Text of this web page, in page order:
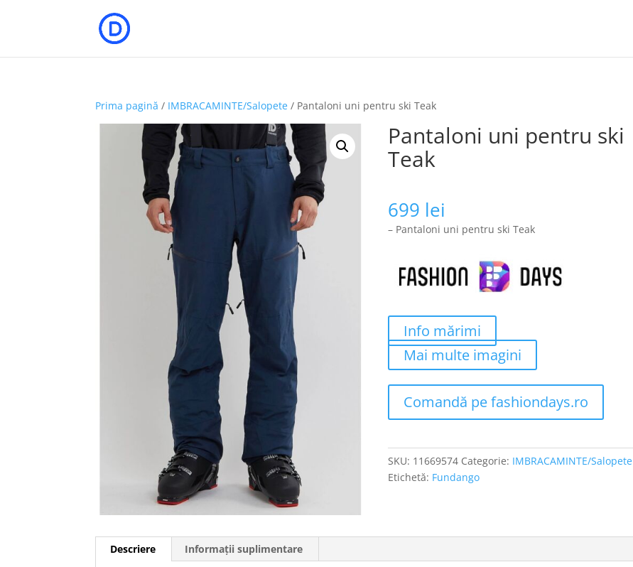
Prima pagină / IMBRACAMINTE/Salopete / Pantaloni uni pentru ski Teak
Pantaloni uni pentru ski
Teak
699 lei
– Pantaloni uni pentru ski Teak
Info mărimi
Mai multe imagini
Comandă pe fashiondays.ro
SKU: 11669574 Categorie: IMBRACAMINTE/Salopete
Etichetă: Fundango
Descriere Informații suplimentare